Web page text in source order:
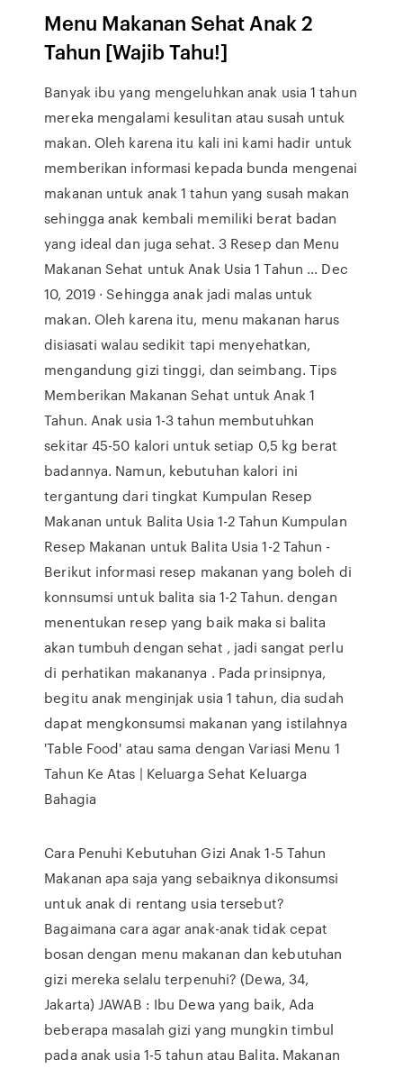
Menu Makanan Sehat Anak 2
Tahun [Wajib Tahu!]
Banyak ibu yang mengeluhkan anak usia 1 tahun
mereka mengalami kesulitan atau susah untuk
makan. Oleh karena itu kali ini kami hadir untuk
memberikan informasi kepada bunda mengenai
makanan untuk anak 1 tahun yang susah makan
sehingga anak kembali memiliki berat badan
yang ideal dan juga sehat. 3 Resep dan Menu
Makanan Sehat untuk Anak Usia 1 Tahun ... Dec
10, 2019 · Sehingga anak jadi malas untuk
makan. Oleh karena itu, menu makanan harus
disiasati walau sedikit tapi menyehatkan,
mengandung gizi tinggi, dan seimbang. Tips
Memberikan Makanan Sehat untuk Anak 1
Tahun. Anak usia 1-3 tahun membutuhkan
sekitar 45-50 kalori untuk setiap 0,5 kg berat
badannya. Namun, kebutuhan kalori ini
tergantung dari tingkat Kumpulan Resep
Makanan untuk Balita Usia 1-2 Tahun Kumpulan
Resep Makanan untuk Balita Usia 1-2 Tahun -
Berikut informasi resep makanan yang boleh di
konnsumsi untuk balita sia 1-2 Tahun. dengan
menentukan resep yang baik maka si balita
akan tumbuh dengan sehat , jadi sangat perlu
di perhatikan makananya . Pada prinsipnya,
begitu anak menginjak usia 1 tahun, dia sudah
dapat mengkonsumsi makanan yang istilahnya
'Table Food' atau sama dengan Variasi Menu 1
Tahun Ke Atas | Keluarga Sehat Keluarga
Bahagia
Cara Penuhi Kebutuhan Gizi Anak 1-5 Tahun
Makanan apa saja yang sebaiknya dikonsumsi
untuk anak di rentang usia tersebut?
Bagaimana cara agar anak-anak tidak cepat
bosan dengan menu makanan dan kebutuhan
gizi mereka selalu terpenuhi? (Dewa, 34,
Jakarta) JAWAB : Ibu Dewa yang baik, Ada
beberapa masalah gizi yang mungkin timbul
pada anak usia 1-5 tahun atau Balita. Makanan